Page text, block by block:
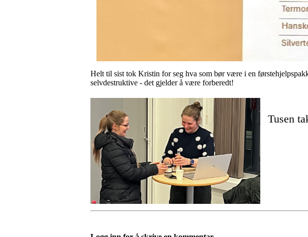
Helt til sist tok Kristin for seg hva som bør være i en
selvdestruktive - det gjelder å være forberedt!
Tusen